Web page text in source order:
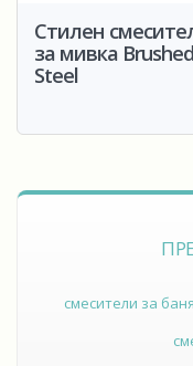
Стилен
за мивка Brushed
Steel
смесители за баня